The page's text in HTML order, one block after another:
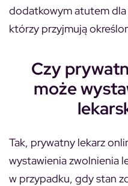
dodatkowym atutem
którzy przyjmują
Czy
może
Tak, prywatny lekarz
wystawienia zwolnienia
w przypadku, gdy stan